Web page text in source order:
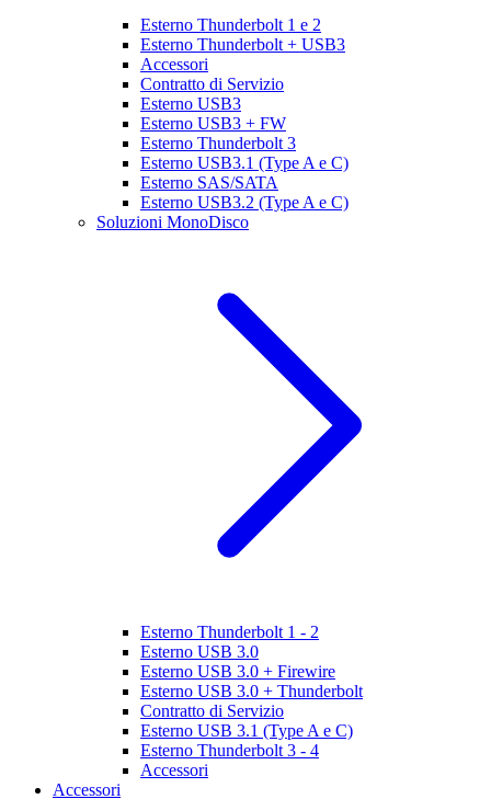
Esterno Thunderbolt 1 e 2
Esterno Thunderbolt + USB3
Accessori
Contratto di Servizio
Esterno USB3
Esterno USB3 + FW
Esterno Thunderbolt 3
Esterno USB3.1 (Type A e C)
Esterno SAS/SATA
Esterno USB3.2 (Type A e C)
Soluzioni MonoDisco
Esterno Thunderbolt 1 - 2
Esterno USB 3.0
Esterno USB 3.0 + Firewire
Esterno USB 3.0 + Thunderbolt
Contratto di Servizio
Esterno USB 3.1 (Type A e C)
Esterno Thunderbolt 3 - 4
Accessori
Accessori